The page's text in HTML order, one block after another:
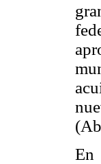
En